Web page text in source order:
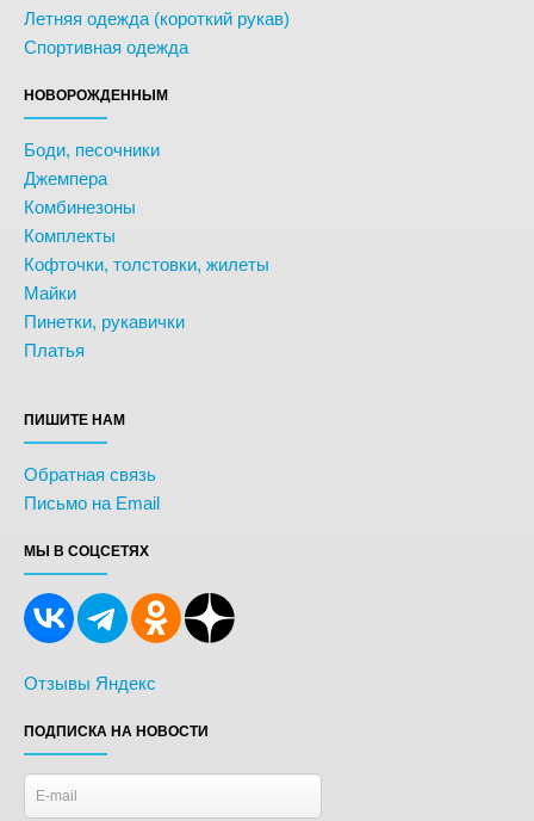
Летняя одежда (короткий рукав)
Спортивная одежда
НОВОРОЖДЕННЫМ
Боди, песочники
Джемпера
Комбинезоны
Комплекты
Кофточки, толстовки, жилеты
Майки
Пинетки, рукавички
Платья
ПИШИТЕ НАМ
Обратная связь
Письмо на Email
МЫ В СОЦСЕТЯХ
Отзывы Яндекс
ПОДПИСКА НА НОВОСТИ